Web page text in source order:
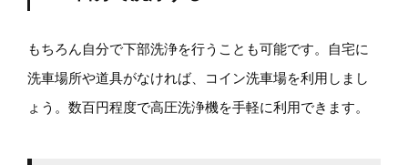
もちろん自分で下部洗浄を行うことも可能です。自宅に
洗車場所や道具がなければ、コイン洗車場を利用しまし
ょう。数百円程度で高圧洗浄機を手軽に利用できます。